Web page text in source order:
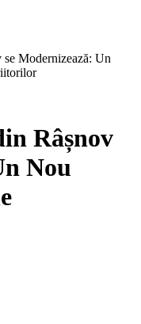
Modernizează: Un
Râșnov
Nou